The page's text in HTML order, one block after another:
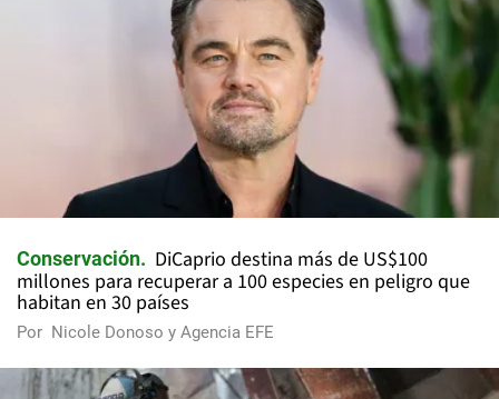
Conservación
DiCaprio destina más de US$100
millones para recuperar a 100 especies en peligro que
habitan en 30 países
Por Nicole Donoso y Agencia EFE